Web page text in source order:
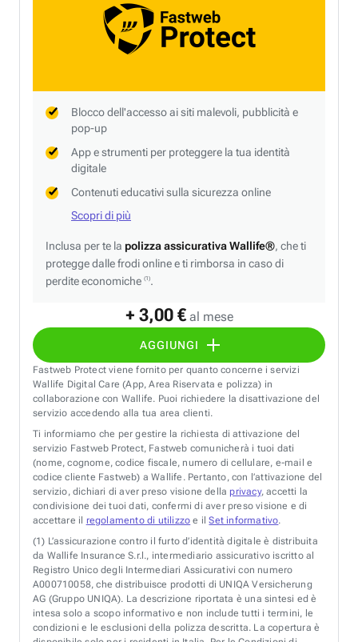
+ 3,00 € al mese
AGGIUNGI
Blocco dell'accesso ai siti malevoli, pubblicità e
pop-up
App e strumenti per proteggere la tua identità
digitale
Contenuti educativi sulla sicurezza online
Scopri di più
Inclusa per te la polizza assicurativa Wallife®, che ti
protegge dalle frodi online e ti rimborsa in caso di
perdite economiche (1).
Fastweb Protect viene fornito per quanto concerne i servizi
Wallife Digital Care (App, Area Riservata e polizza) in
collaborazione con Wallife. Puoi richiedere la disattivazione del
servizio accedendo alla tua area clienti.
Ti informiamo che per gestire la richiesta di attivazione del
servizio Fastweb Protect, Fastweb comunicherà i tuoi dati
(nome, cognome, codice fiscale, numero di cellulare, e-mail e
codice cliente Fastweb) a Wallife. Pertanto, con l’attivazione del
servizio, dichiari di aver preso visione della privacy, accetti la
condivisione dei tuoi dati, confermi di aver preso visione e di
accettare il regolamento di utilizzo e ilSet informativo.
(1) L’assicurazione contro il furto d’identità digitale è distribuita
da Wallife Insurance S.r.l., intermediario assicurativo iscritto al
Registro Unico degli Intermediari Assicurativi con numero
A000710058, che distribuisce prodotti di UNIQA Versicherung
AG (Gruppo UNIQA). La descrizione riportata è una sintesi ed è
intesa solo a scopo informativo e non include tutti i termini, le
condizioni e le esclusioni della polizza descritta. La copertura è